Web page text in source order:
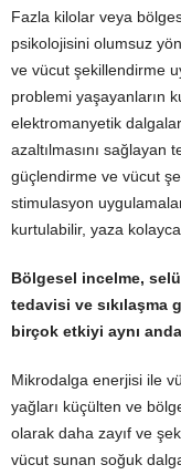
Fazla kilolar veya
psikolojisini olumsuz
ve vücut şekillendirme
problemi yaşayanların
elektromanyetik
azaltılmasını
güçlendirme ve vücut
stimulasyon
kurtulabilir, yaza
Bölgesel incelme,
tedavisi ve sıkılaşma
birçok etkiyi aynı
Mikrodalga enerjisi ile
yağları küçülten ve
olarak daha zayıf ve
vücut sunan soğuk